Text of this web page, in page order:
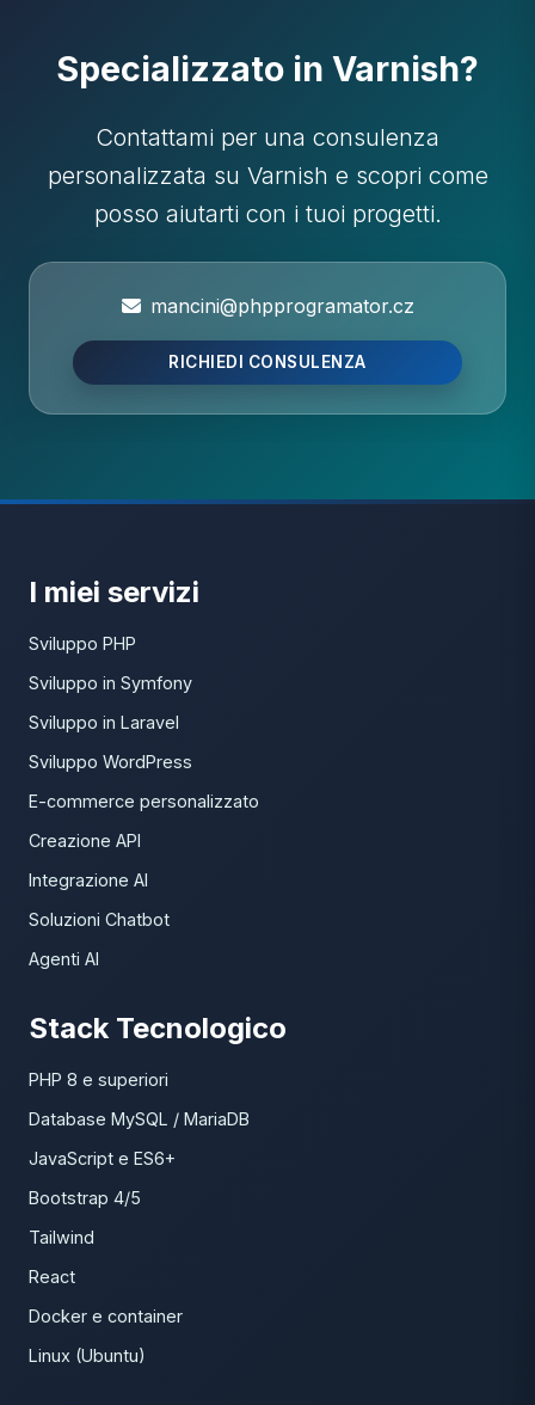
Specializzato in Varnish?
Contattami per una consulenza
personalizzata su Varnish e scopri come
posso aiutarti con i tuoi progetti.
mancini@phpprogramator.cz
RICHIEDI CONSULENZA
I miei servizi
Sviluppo PHP
Sviluppo in Symfony
Sviluppo in Laravel
Sviluppo WordPress
E-commerce personalizzato
Creazione API
Integrazione AI
Soluzioni Chatbot
Agenti AI
Stack Tecnologico
PHP 8 e superiori
Database MySQL / MariaDB
JavaScript e ES6+
Bootstrap 4/5
Tailwind
React
Docker e container
Linux (Ubuntu)